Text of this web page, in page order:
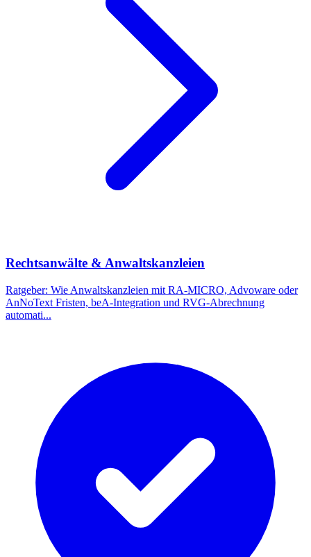
Rechtsanwälte & Anwaltskanzleien
Ratgeber: Wie Anwaltskanzleien mit RA-MICRO, Advoware oder
AnNoText Fristen, beA-Integration und RVG-Abrechnung
automati...